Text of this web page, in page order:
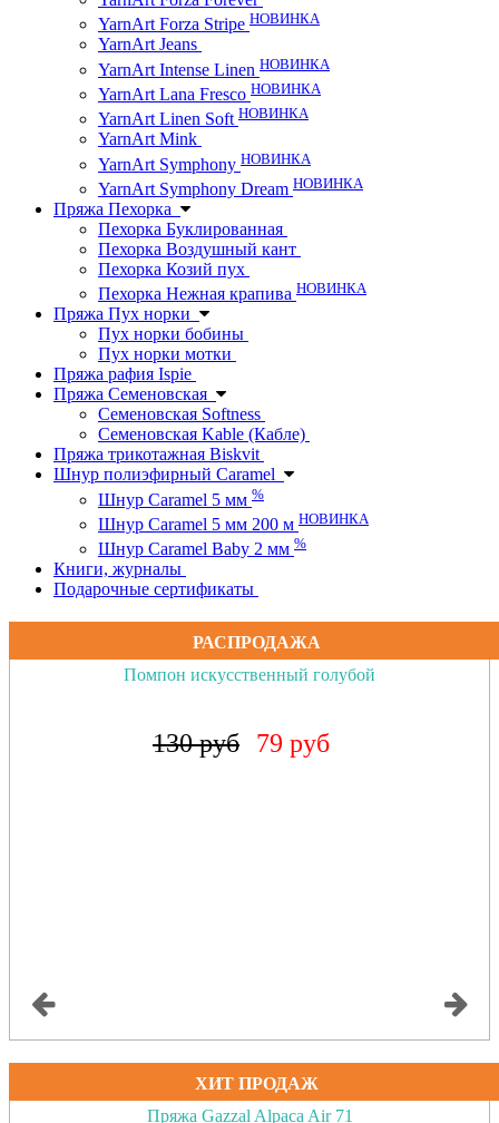
YarnArt Forza Stripe НОВИНКА
YarnArt Jeans
YarnArt Intense Linen НОВИНКА
YarnArt Lana Fresco НОВИНКА
YarnArt Linen Soft НОВИНКА
YarnArt Mink
YarnArt Symphony НОВИНКА
YarnArt Symphony Dream НОВИНКА
Пряжа Пехорка
Пехорка Буклированная
Пехорка Воздушный кант
Пехорка Козий пух
Пехорка Нежная крапива НОВИНКА
Пряжа Пух норки
Пух норки бобины
Пух норки мотки
Пряжа рафия Ispie
Пряжа Семеновская
Семеновская Softness
Семеновская Kable (Кабле)
Пряжа трикотажная Biskvit
Шнур полиэфирный Caramel
Шнур Caramel 5 мм %
Шнур Caramel 5 мм 200 м НОВИНКА
Шнур Caramel Baby 2 мм %
Книги, журналы
Подарочные сертификаты
РАСПРОДАЖА
Помпон искусственный коралловый неон
130 руб 79 руб
ХИТ ПРОДАЖ
Пряжа Gazzal Alpaca Air 71